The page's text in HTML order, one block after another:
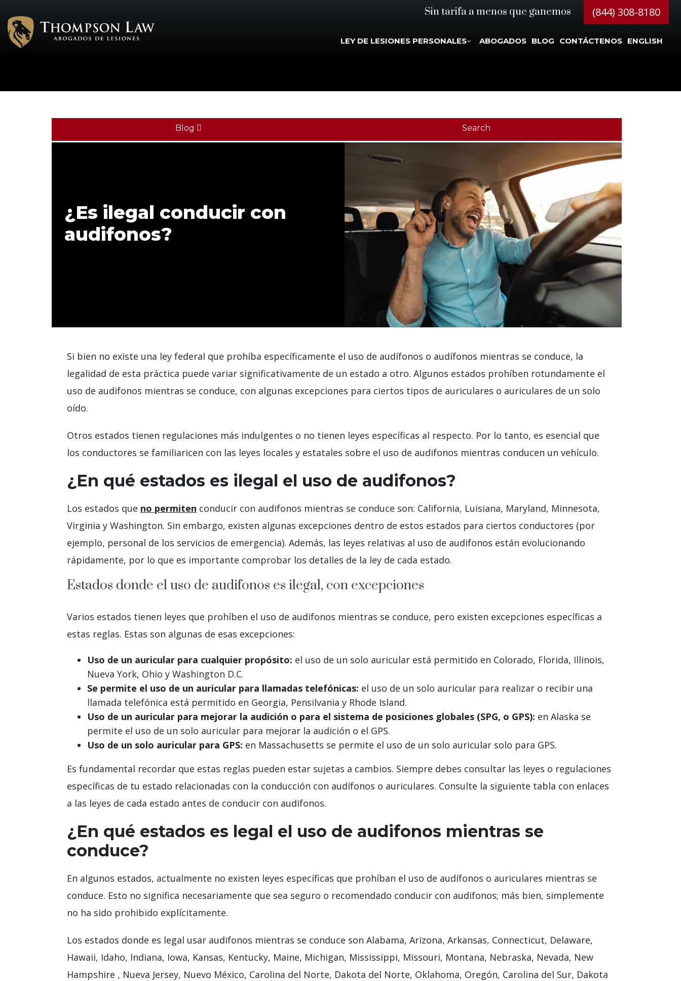
Sin tarifa a menos que ganemos (844) 308-8180
LEY DE LESIONES PERSONALES ABOGADOS BLOG CONTÁCTENOS ENGLISH
Blog Search
¿Es ilegal conducir con
audifonos?
Si bien no existe una ley federal que prohíba específicamente el uso de audífonos o audífonos mientras se conduce, la
legalidad de esta práctica puede variar significativamente de un estado a otro. Algunos estados prohíben rotundamente el
uso de audifonos mientras se conduce, con algunas excepciones para ciertos tipos de auriculares o auriculares de un solo
oído.
Otros estados tienen regulaciones más indulgentes o no tienen leyes específicas al respecto. Por lo tanto, es esencial que
los conductores se familiaricen con las leyes locales y estatales sobre el uso de audifonos mientras conducen un vehículo.
¿En qué estados es ilegal el uso de audifonos?
Los estados que no permiten conducir con audifonos mientras se conduce son: California, Luisiana, Maryland, Minnesota,
Virginia y Washington. Sin embargo, existen algunas excepciones dentro de estos estados para ciertos conductores (por
ejemplo, personal de los servicios de emergencia). Además, las leyes relativas al uso de audifonos están evolucionando
rápidamente, por lo que es importante comprobar los detalles de la ley de cada estado.
Estados donde el uso de audifonos es ilegal, con excepciones
Varios estados tienen leyes que prohíben el uso de audifonos mientras se conduce, pero existen excepciones específicas a
estas reglas. Estas son algunas de esas excepciones:
Uso de un auricular para cualquier propósito: el uso de un solo auricular está permitido en Colorado, Florida, Illinois,
Nueva York, Ohio y Washington D.C.
Se permite el uso de un auricular para llamadas telefónicas: el uso de un solo auricular para realizar o recibir una
llamada telefónica está permitido en Georgia, Pensilvania y Rhode Island.
Uso de un auricular para mejorar la audición o para el sistema de posiciones globales (SPG, o GPS): en Alaska se
permite el uso de un solo auricular para mejorar la audición o el GPS.
Uso de un solo auricular para GPS: en Massachusetts se permite el uso de un solo auricular solo para GPS.
Es fundamental recordar que estas reglas pueden estar sujetas a cambios. Siempre debes consultar las leyes o regulaciones
específicas de tu estado relacionadas con la conducción con audífonos o auriculares. Consulte la siguiente tabla con enlaces
a las leyes de cada estado antes de conducir con audifonos.
¿En qué estados es legal el uso de audifonos mientras se
conduce?
En algunos estados, actualmente no existen leyes específicas que prohíban el uso de audífonos o auriculares mientras se
conduce. Esto no significa necesariamente que sea seguro o recomendado conducir con audifonos; más bien, simplemente
no ha sido prohibido explícitamente.
Los estados donde es legal usar audifonos mientras se conduce son Alabama, Arizona, Arkansas, Connecticut, Delaware,
Hawaii, Idaho, Indiana, Iowa, Kansas, Kentucky, Maine, Michigan, Mississippi, Missouri, Montana, Nebraska, Nevada, New
Hampshire , Nueva Jersey, Nuevo México, Carolina del Norte, Dakota del Norte, Oklahoma, Oregón, Carolina del Sur, Dakota